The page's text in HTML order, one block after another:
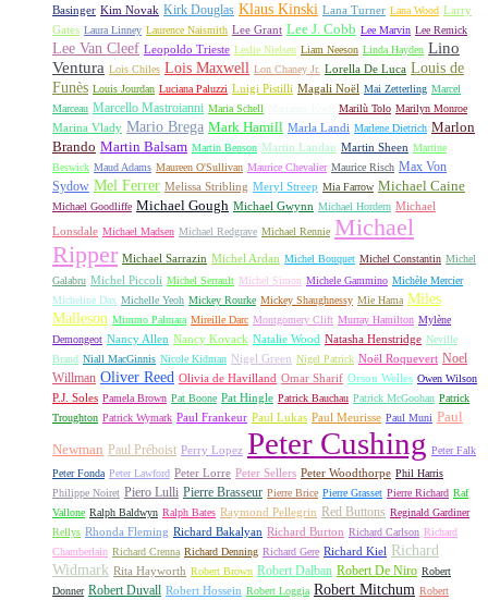
Basinger Kim Novak Kirk Douglas Klaus Kinski Lana Turner Lana Wood Larry
Gates Laura Linney Laurence Naismith Lee Grant Lee J. Cobb Lee Marvin Lee Remick
Lee Van Cleef Leopoldo Trieste Leslie Nielsen Liam Neeson Linda Hayden Lino
Ventura Lois Chiles Lois Maxwell Lon Chaney Jr. Lorella De Luca Louis de
Funès Louis Jourdan Luciana Paluzzi Luigi Pistilli Magali Noël Mai Zetterling Marcel
Marceau Marcello Mastroianni Maria Schell Marilù Tolo Marilyn Monroe
Marina Vlady Mario Brega Mark Hamill Marla Landi Marlene Dietrich Marlon
Brando Martin Balsam Martin Benson Martin Landau Martin Sheen Martine
Beswick Maud Adams Maureen O'Sullivan Maurice Chevalier Maurice Risch Max Von
Sydow Mel Ferrer Melissa Stribling Meryl Streep Mia Farrow Michael Caine
Michael Goodliffe Michael Gough Michael Gwynn Michael Hordern Michael
Lonsdale Michael Madsen Michael Redgrave Michael Rennie Michael
Ripper Michael Sarrazin Michel Ardan Michel Bouquet Michel Constantin Michel
Galabru Michel Piccoli Michel Serrault Michel Simon Michele Gammino Michèle Mercier
Micheline Dax Michelle Yeoh Mickey Rourke Mickey Shaughnessy Mie Hama Miles
Malleson Mimmo Palmara Mireille Darc Montgomery Clift Murray Hamilton Mylène
Demongeot Nancy Allen Nancy Kovack Natalie Wood Natasha Henstridge Neville
Brand Niall MacGinnis Nicole Kidman Nigel Green Nigel Patrick Noël Roquevert Noel
Willman Oliver Reed Olivia de Havilland Omar Sharif Orson Welles Owen Wilson
P.J. Soles Pamela Brown Pat Boone Pat Hingle Patrick Bauchau Patrick McGoohan Patrick
Troughton Patrick Wymark Paul Frankeur Paul Lukas Paul Meurisse Paul Muni Paul
Newman Paul Préboist Perry Lopez Peter Cushing Peter Falk
Peter Fonda Peter Lawford Peter Lorre Peter Sellers Peter Woodthorpe Phil Harris
Philippe Noiret Piero Lulli Pierre Brasseur Pierre Brice Pierre Grasset Pierre Richard Raf
Vallone Ralph Baldwyn Ralph Bates Raymond Pellegrin Red Buttons Reginald Gardiner
Rellys Rhonda Fleming Richard Bakalyan Richard Burton Richard Carlson Richard
Chamberlain Richard Crenna Richard Denning Richard Gere Richard Kiel
Richard
Widmark Rita Hayworth Robert Brown Robert Dalban Robert De Niro Robert
Donner Robert Duvall Robert Hossein Robert Loggia Robert Mitchum Robert